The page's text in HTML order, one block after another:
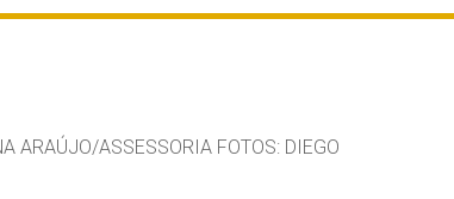
ARAÚJO/ASSESSORIA FOTOS: DIEGO